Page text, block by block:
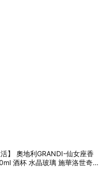
活】 奧地利GRANDI-仙女座香
酒杯 水晶玻璃 施華洛世奇